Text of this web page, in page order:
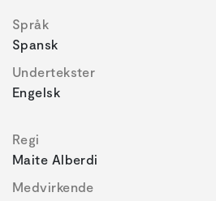
Språk
Spansk
Undertekster
Engelsk
Regi
Maite Alberdi
Medvirkende